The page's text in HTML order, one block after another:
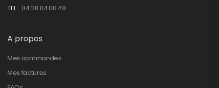
TEL : 04 28 04 00 48
A propos
Mes commandes
Mes factures